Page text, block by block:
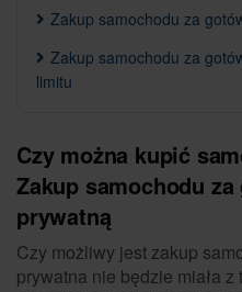
Zakup samochodu za
Zakup samochodu za
limitu
Czy można kupić
Zakup samochodu
prywatną
Czy możliwy jest zakup
prywatna nie będzie miała